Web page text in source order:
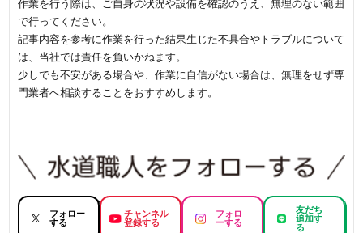
作業を行う際は、ご自身の状況や設備を確認のうえ、無理のない範囲
で行ってください。
記事内容を参考に作業を行った結果生じた不具合やトラブルについて
は、当社では責任を負いかねます。
少しでも不安がある場合や、作業に自信がない場合は、無理をせず専
門業者へ相談することをおすすめします。
フォロー
する
チャンネル
登録する
フォロ
ーする
友だち
追加す
る